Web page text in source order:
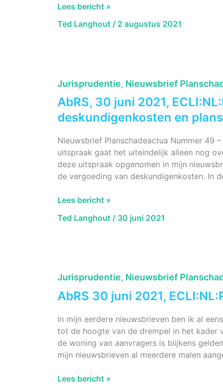
AbRS
juli
Limburg
Buitenring
Parkstad
Limburg
(voorzienbaarheid
en
nmr).
Lees bericht »
Ted Langhout / 2 augustus 2021
Jurisprudentie, Nieuwsbrief
AbRS, 30 juni 2021,
deskundigenkosten en
Nieuwsbrief Planschadeactua Nummer 49
uitspraak gaat het uiteindelijk alleen nog
deze uitspraak opgenomen in mijn
de vergoeding van deskundigenkosten. In
AbRS,
juni
deskundigenkosten
en
planschade.
Lees bericht »
Ted Langhout / 30 juni 2021
Jurisprudentie, Nieuwsbrief
AbRS 30 juni 2021,
In mijn eerdere nieuwsbrieven ben ik al
tot de hoogte van de drempel in het kader
de woning van aanvragers is blijkens
mijn nieuwsbrieven al meerdere malen
AbRS
Lees bericht »